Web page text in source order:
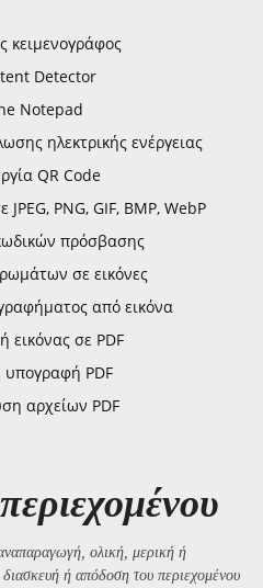
κειμενογράφος
Detector
Notepad
ηλεκτρικής ενέργειας
QR Code
PNG, GIF, BMP, WebP
πρόσβασης
σε εικόνες
από εικόνα
εικόνας σε PDF
PDF
αρχείων PDF
ολική, μερική ή
ή απόδοση του περιεχομένου